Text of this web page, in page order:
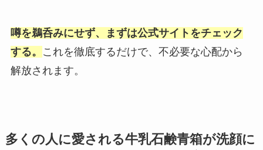
噂を鵜呑みにせず、まずは公式サイトをチェック
する。
これを徹底するだけで、不必要な心配から
解放されます。
多くの人に愛される牛乳石鹸青箱が洗顔に